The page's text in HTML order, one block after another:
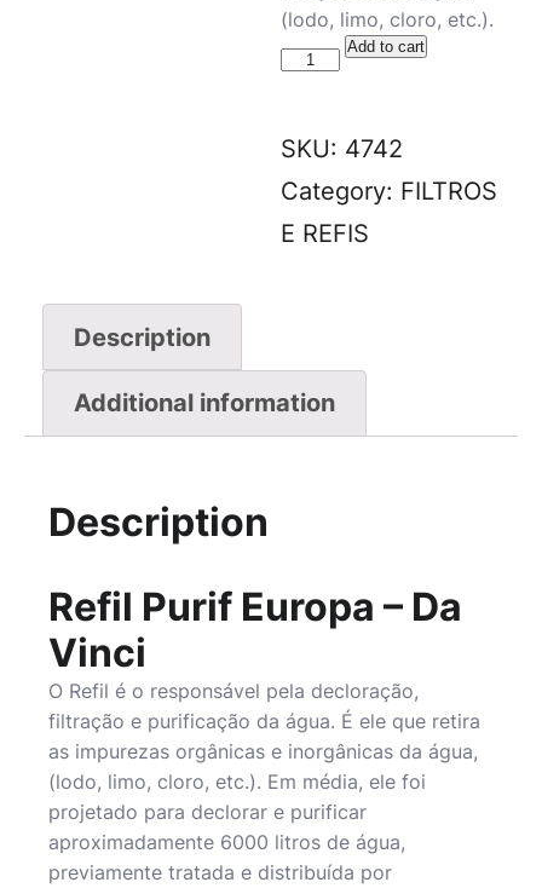
(lodo, limo, cloro, etc.).
Add to cart
SKU: 4742
Category: FILTROS
E REFIS
Description
Additional information
Description
Refil Purif Europa – Da
Vinci
O Refil é o responsável pela decloração,
filtração e purificação da água. É ele que retira
as impurezas orgânicas e inorgânicas da água,
(lodo, limo, cloro, etc.). Em média, ele foi
projetado para declorar e purificar
aproximadamente 6000 litros de água,
previamente tratada e distribuída por